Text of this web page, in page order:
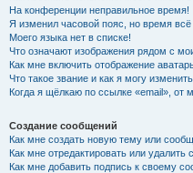
На конференции неправильное время!
Я изменил часовой пояс, но время
Моего языка нет в списке!
Что означают изображения рядом с
Как мне включить отображение
Что такое звание и как я могу
Когда я щёлкаю по ссылке «email», от
Создание сообщений
Как мне создать новую тему или
Как мне отредактировать или удалить
Как мне добавить подпись к своему